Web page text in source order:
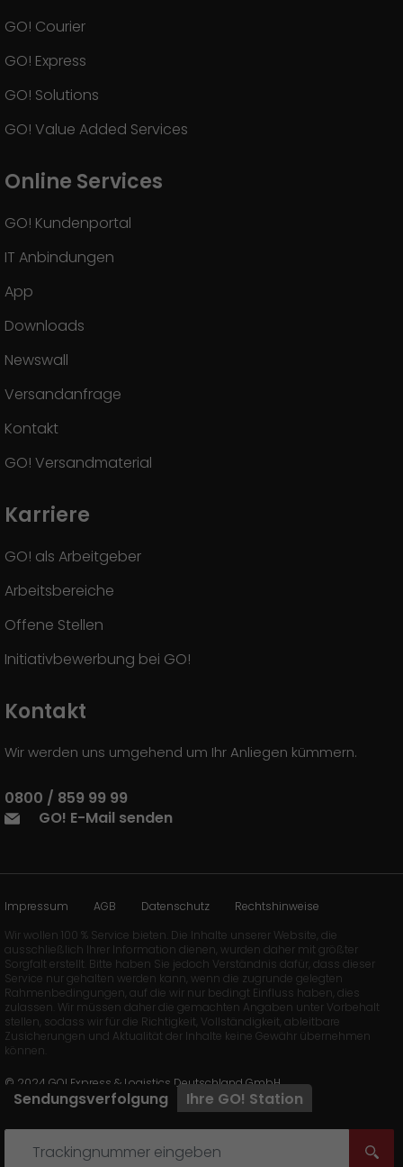
Sendungsverfolgung Ihre GO! Station
GO! Courier
GO! Express
GO! Solutions
GO! Value Added Services
Online Services
GO! Kundenportal
IT Anbindungen
App
Downloads
Newswall
Versandanfrage
Kontakt
GO! Versandmaterial
Karriere
GO! als Arbeitgeber
Arbeitsbereiche
Offene Stellen
Initiativbewerbung bei GO!
Kontakt
Wir werden uns umgehend um Ihr Anliegen kümmern.
0800 / 859 99 99
GO! E-Mail senden
Impressum AGB Datenschutz
Rechtshinweise
Wir wollen 100 % Service bieten. Die Inhalte unserer Website, die
ausschließlich Ihrer Information dienen, wurden daher mit größter
Sorgfalt erstellt. Bitte haben Sie jedoch Verständnis dafür, dass dieser
Service nur gehalten werden kann, wenn die zugrunde gelegten
Rahmenbedingungen, auf die wir nur bedingt Einfluss haben, dies
zulassen. Wir müssen daher die gemachten Angaben unter Vorbehalt
stellen, sodass wir für die Richtigkeit, Vollständigkeit, ableitbare
Zusicherungen und Aktualität der Inhalte keine Gewähr übernehmen
können.
© 2024 GO! Express & Logistics Deutschland GmbH